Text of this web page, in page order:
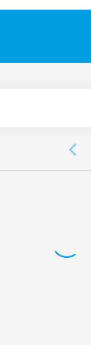
Schließer ≥
für
zwischen
AgNi